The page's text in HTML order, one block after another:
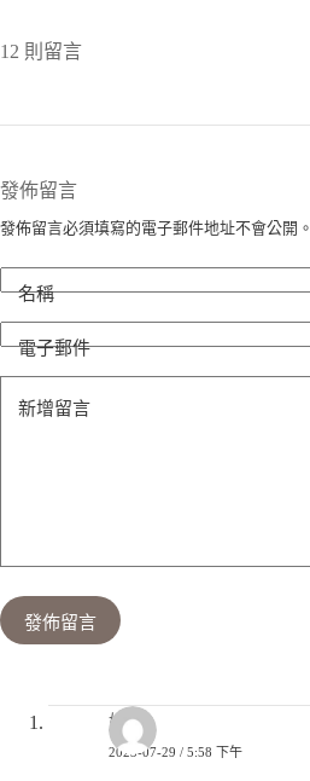
12 則留言
發佈留言
發佈留言必須填寫的電子郵件地址不會公開。
名稱
電子郵件
新增留言
發佈留言
妍兒
2023-07-29 / 5:58 下午